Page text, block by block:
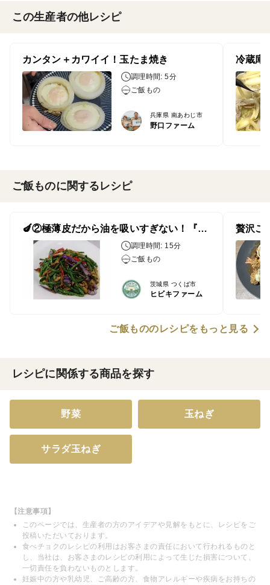
この生産者の他レシピ
カンタン＋カワイイ！玉たま焼き
調理時間: 5分
ご飯もの
兵庫県 南あわじ市
野口ファーム
ご飯ものに関するレシピ
🍆②極薄皮だから油を吸いすぎない！『ロングインゲンと（杭茄）長なすの豚肉炒め』
調理時間: 15分
ご飯もの
茨城県 つくば市
ヒビキファーム
ご飯もののレシピをもっと見る
レシピに関係する商品を探す
野菜 玉ねぎ
サラダ玉ねぎ
【注意事項】
このページでは、生産者の方のアイデアや見解をもとに、レシピをご
投稿いただいております。
食べチョクのレシピの利用はお客さまの責任において行われるものと
し、当社は、お客さまのレシピの利用によって生じた損害について、
一切責任を負わないものとします。
妊娠中の方や乳幼児、ご高齢の方、食物アレルギーや疾病をお持ちの